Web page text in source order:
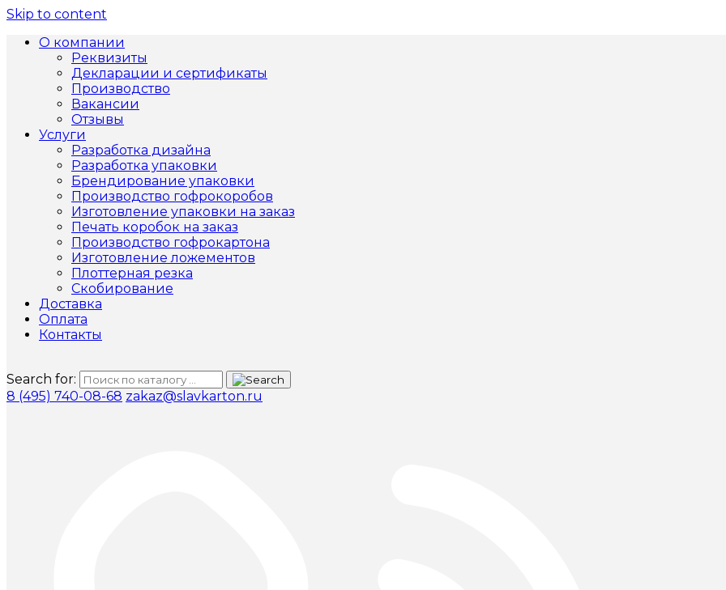
Skip to content
О компании
Реквизиты
Декларации и сертификаты
Производство
Вакансии
Отзывы
Услуги
Разработка дизайна
Разработка упаковки
Брендирование упаковки
Производство гофрокоробов
Изготовление упаковки на заказ
Печать коробок на заказ
Производство гофрокартона
Изготовление ложементов
Плоттерная резка
Скобирование
Доставка
Оплата
Контакты
Search for:
8 (495) 740-08-68 zakaz@slavkarton.ru